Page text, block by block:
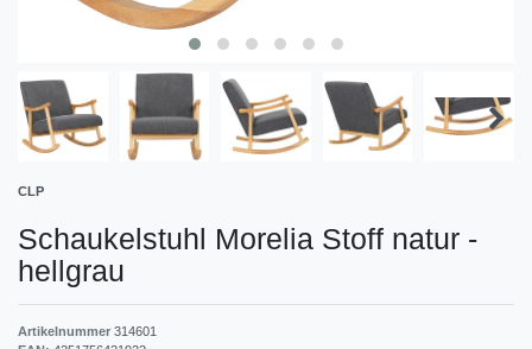
CLP
Schaukelstuhl Morelia Stoff natur -
hellgrau
Artikelnummer 314601